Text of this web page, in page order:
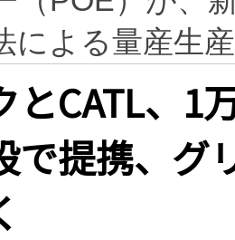
による量産生
とCATL、1
で提携、グ